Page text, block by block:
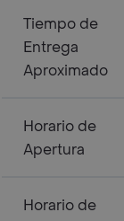
Tiempo de
Entrega
Aproximado
Horario de
Apertura
Horario de